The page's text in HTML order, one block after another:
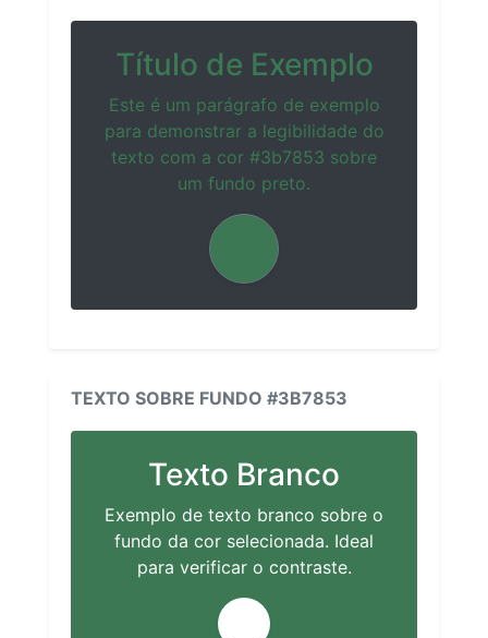
Título de Exemplo
Este é um parágrafo de exemplo
para demonstrar a legibilidade do
texto com a cor #3b7853 sobre
um fundo preto.
TEXTO SOBRE FUNDO #3B7853
Texto Branco
Exemplo de texto branco sobre o
fundo da cor selecionada. Ideal
para verificar o contraste.